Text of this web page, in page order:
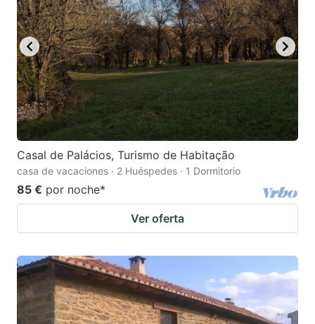
Casal de Palácios, Turismo de Habitação
casa de vacaciones · 2 Huéspedes · 1 Dormitorio
85 € por noche*
Ver oferta